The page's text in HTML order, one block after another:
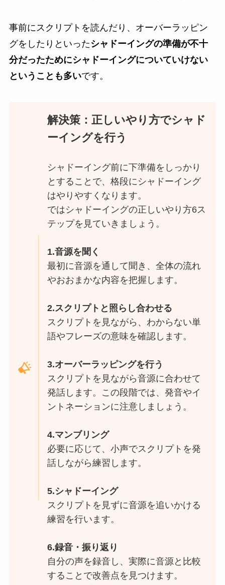
事前にスクリプトを読んだり、オーバーラッピン
グをしたりといったシャドーイングの準備が不十
分だったためにシャドーイングについていけない
ということも多いです。
解決策：正しいやり方でシャド
ーイングを行う
シャドーイング前に下準備をしっかり
とすることで、格段にシャドーイング
はやりやすくなります。
ではシャドーイングの正しいやり方6ス
テップを見ていきましょう。
1.音源を聞く
最初に音源を通して聞き、全体の流れ
やおおまかな内容を把握します。
2.スクリプトと照らし合わせる
スクリプトを見ながら、わからない単
語やフレーズの意味を確認します。
3.オーバーラッピングを行う
スクリプトを見ながら音源に合わせて
発話します。この段階では、発音やイ
ントネーションに注意しましょう。
4.マンブリング
必要に応じて、小声でスクリプトを発
話しながら練習します。
5.シャドーイング
スクリプトを見ずに音源を追いかける
練習を行います。
6.録音・振り返り
自分の声を録音し、実際に音源と比較
することで改善点を見つけます。